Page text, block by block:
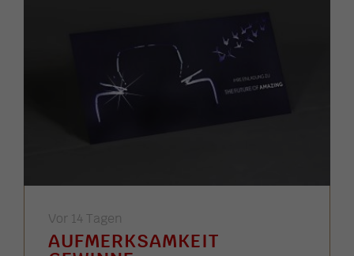
Vor 14 Tagen
AUFMERKSAMKEIT